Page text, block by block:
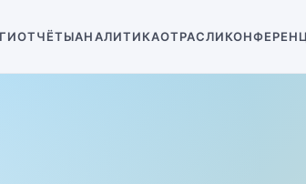
ОТЧЁТЫАНАЛИТИКАОТРАСЛИ